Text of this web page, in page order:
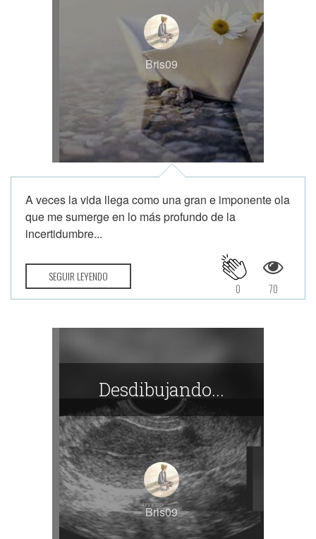
Bris09
A veces la vida llega como una gran e imponente ola
que me sumerge en lo más profundo de la
incertidumbre...
SEGUIR LEYENDO
70
0
Desdibujando...
Bris09